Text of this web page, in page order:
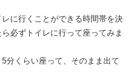
に行くことができる時間帯を決
必ずトイレに行って座ってみま
分くらい座って、そのまま出て